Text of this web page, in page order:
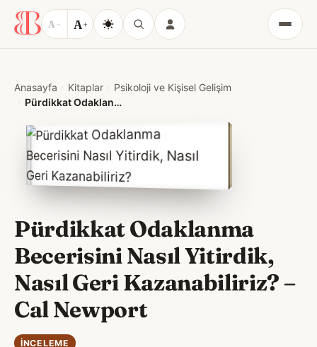
A − A+
Menü
Anasayfa Kitaplar
Psikoloji ve Kişisel Gelişim
Pürdikkat Odaklanma Becerisini Nasıl Yitirdik, Nasıl Geri Kazanabiliriz?
Pürdikkat Odaklanma
Becerisini Nasıl Yitirdik,
Nasıl Geri Kazanabiliriz? –
Cal Newport
İNCELEME